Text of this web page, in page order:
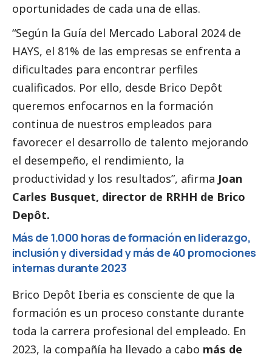
oportunidades de cada una de ellas.
“Según la Guía del Mercado Laboral 2024 de
HAYS, el 81% de las empresas se enfrenta a
dificultades para encontrar perfiles
cualificados. Por ello, desde Brico Depôt
queremos enfocarnos en la formación
continua de nuestros empleados para
favorecer el desarrollo de talento mejorando
el desempeño, el rendimiento, la
productividad y los resultados”, afirma Joan
Carles Busquet, director de RRHH de Brico
Depôt.
Más de 1.000 horas de formación en liderazgo,
inclusión y diversidad y más de 40 promociones
internas durante 2023
Brico Depôt Iberia es consciente de que la
formación es un proceso constante durante
toda la carrera profesional del empleado. En
2023, la compañía ha llevado a cabo más de